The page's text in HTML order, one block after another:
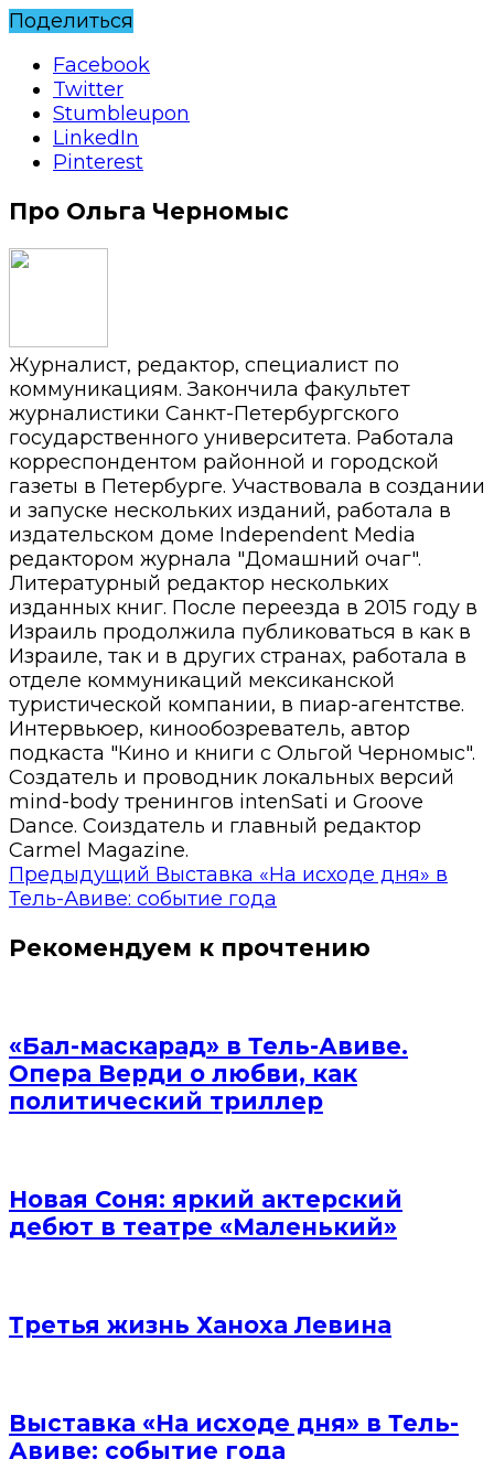
Поделиться
Facebook
Twitter
Stumbleupon
LinkedIn
Pinterest
Про Ольга Черномыс
Журналист, редактор, специалист по
коммуникациям. Закончила факультет
журналистики Санкт-Петербургского
государственного университета. Работала
корреспондентом районной и городской
газеты в Петербурге. Участвовала в создании
и запуске нескольких изданий, работала в
издательском доме Independent Media
редактором журнала "Домашний очаг".
Литературный редактор нескольких
изданных книг. После переезда в 2015 году в
Израиль продолжила публиковаться в как в
Израиле, так и в других странах, работала в
отделе коммуникаций мексиканской
туристической компании, в пиар-агентстве.
Интервьюер, кинообозреватель, автор
подкаста "Кино и книги с Ольгой Черномыс".
Создатель и проводник локальных версий
mind-body тренингов intenSati и Groove
Dance. Соиздатель и главный редактор
Carmel Magazine.
Предыдущий Выставка «На исходе дня» в
Тель-Авиве: событие года
Рекомендуем к прочтению
«Бал-маскарад» в Тель-Авиве.
Опера Верди о любви, как
политический триллер
Новая Соня: яркий актерский
дебют в театре «Маленький»
Третья жизнь Ханоха Левина
Выставка «На исходе дня» в Тель-
Авиве: событие года